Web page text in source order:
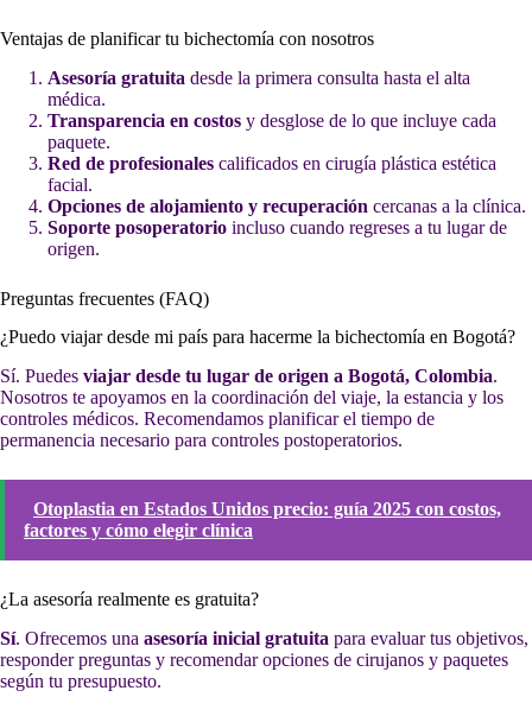
Ventajas de planificar tu bichectomía con nosotros
Asesoría gratuita desde la primera consulta hasta el alta
médica.
Transparencia en costos y desglose de lo que incluye cada
paquete.
Red de profesionales calificados en cirugía plástica estética
facial.
Opciones de alojamiento y recuperación cercanas a la clínica.
Soporte posoperatorio incluso cuando regreses a tu lugar de
origen.
Preguntas frecuentes (FAQ)
¿Puedo viajar desde mi país para hacerme la bichectomía en Bogotá?
Sí. Puedes viajar desde tu lugar de origen a Bogotá, Colombia.
Nosotros te apoyamos en la coordinación del viaje, la estancia y los
controles médicos. Recomendamos planificar el tiempo de
permanencia necesario para controles postoperatorios.
Otoplastia en Estados Unidos precio: guía 2025 con costos,
factores y cómo elegir clínica
¿La asesoría realmente es gratuita?
Sí. Ofrecemos una asesoría inicial gratuita para evaluar tus objetivos,
responder preguntas y recomendar opciones de cirujanos y paquetes
según tu presupuesto.